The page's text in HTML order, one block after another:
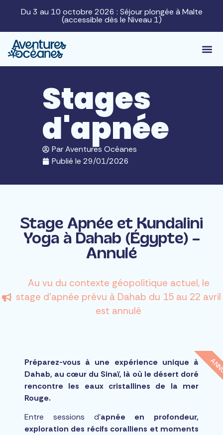
Du 3 au 10 octobre 2026 : Séjour plongée à Malte
(accessible dès le Niveau 1)
Stages
d'apnée
ParAventures Océanes
Publié le 29/01/2026
Stage Apnée et Kundalini
Yoga à Dahab (Égypte) –
Annulé
Au vu du contexte géopolitique actuel, le
stage d’apnée prévu à Dahab du 15 au 22 avril
est annulé
Préparez-vous à une expérience unique à
Dahab, au cœur du Sinaï, là où le désert doré
rencontre les eaux cristallines de la mer
Rouge.
Entre sessions d’apnée en profondeur,
exploration des récifs coralliens et moments